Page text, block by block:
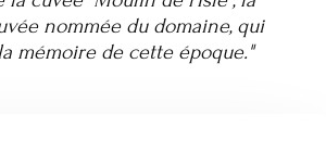
nommée du domaine, qui
mémoire de cette époque."